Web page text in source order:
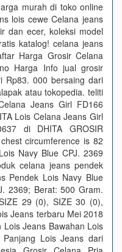
murah di toko online
lois cewe Celana jeans
dan ecer, koleksi model
katalog! celana jeans
Harga Grosir Celana
Harga Info jual grosir
Rp83. 000 bersaing dari
atau tokopedia. teliti
Jeans Girl FD166
Lois Celana Jeans Girl
di DHITA GROSIR
circumference is 82
Navy Blue CPJ. 2369
celana jeans pendek
Pendek Lois Navy Blue
2369; Berat: 500 Gram.
29 (0), SIZE 30 (0),
Jeans terbaru Mei 2018
Jeans Bawahan Lois
Lois Jeans dari